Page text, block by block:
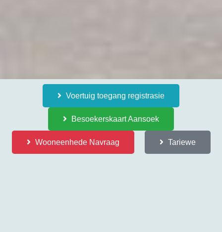
Voertuig toegang registrasie
Besoekerskaart Aansoek
Wooneenhede Navraag Tariewe